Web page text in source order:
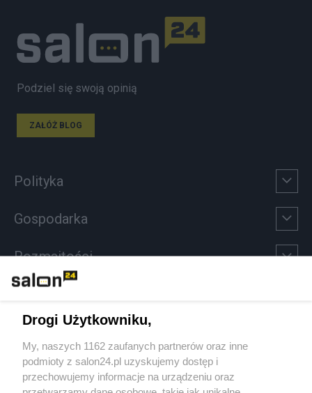
Podziel się swoją opinią
ZAŁÓŻ BLOG
Polityka
Gospodarka
Rozmaitości
Sport
Społeczeństwo
Drogi Użytkowniku,
My, naszych 1162 zaufanych partnerów oraz inne
podmioty z salon24.pl uzyskujemy dostęp i
przechowujemy informacje na urządzeniu oraz